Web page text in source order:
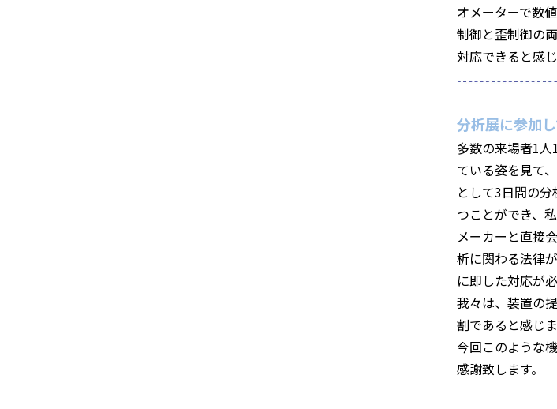
オメーターで数
制御と歪制御の
対応できると感じ
分析展に参加
多数の来場者1
ている姿を見て
として3日間の
つことができ、
メーカーと直接
析に関わる法律
に即した対応が
我々は、装置の
割であると感じま
今回このような
感謝致します。